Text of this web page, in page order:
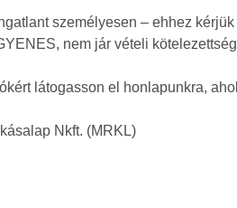
személyesen – ehhez
nem jár vételi
látogasson el honlapunkra,
Nkft. (MRKL)